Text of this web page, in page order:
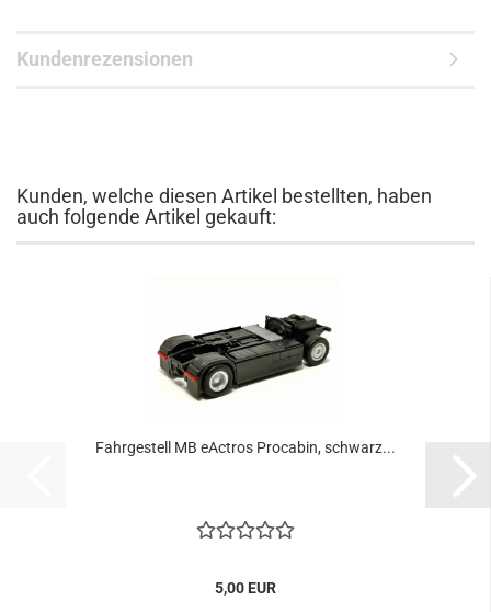
Kundenrezensionen
Kunden, welche diesen Artikel bestellten, haben
auch folgende Artikel gekauft:
Fahrgestell MB eActros Procabin, schwarz...
5,00 EUR